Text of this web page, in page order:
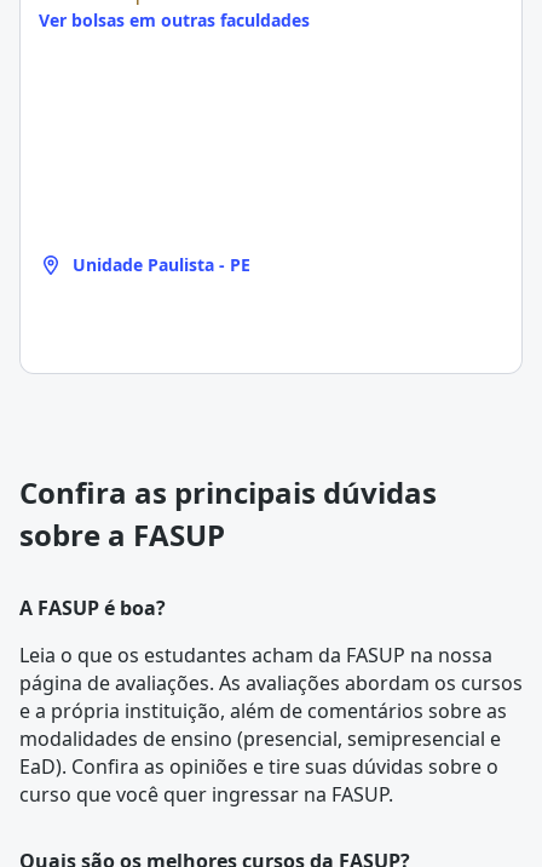
Ver bolsas em outras faculdades
Unidade Paulista - PE
Confira as principais dúvidas
sobre a FASUP
A FASUP é boa?
Leia o que os estudantes acham da FASUP na nossa
página de avaliações. As avaliações abordam os cursos
e a própria instituição, além de comentários sobre as
modalidades de ensino (presencial, semipresencial e
EaD). Confira as opiniões e tire suas dúvidas sobre o
curso que você quer ingressar na FASUP.
Quais são os melhores cursos da FASUP?